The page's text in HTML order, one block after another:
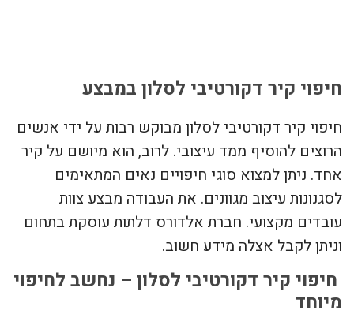
חיפוי קיר דקורטיבי לסלון במבצע
חיפוי קיר דקורטיבי לסלון מבוקש רבות על ידי אנשים
הרוצים להוסיף ממד עיצובי. לרוב, הוא מיושם על קיר
אחד. ניתן למצוא סוגי חיפויים נאים המתאימים
לסגנונות עיצוב מגוונים. את העבודה מבצע צוות
עובדים מקצועי. חברת אלדורס דלתות עוסקת בתחום
וניתן לקבל אצלה מידע חשוב.
חיפוי קיר דקורטיבי לסלון – נחשב לחיפוי
מיוחד